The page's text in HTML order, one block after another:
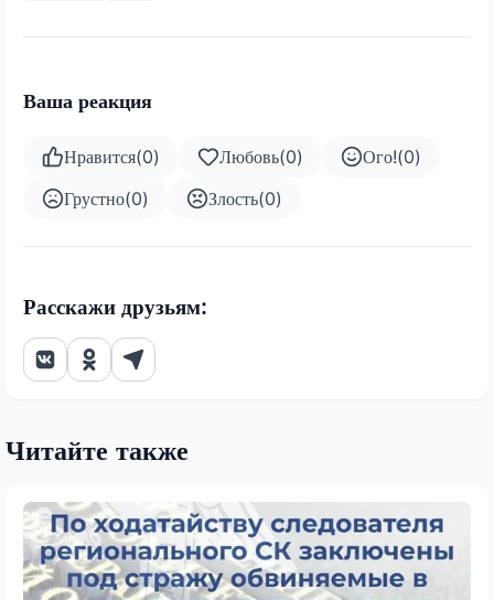
Ваша реакция
Нравится(0) Любовь(0) Ого!(0)
Грустно(0) Злость(0)
Расскажи друзьям:
Читайте также